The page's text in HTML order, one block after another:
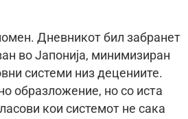
Дневникот бил забранет
во Јапонија, минимизиран
системи низ децениите.
образложение, но со иста
кои системот не сака